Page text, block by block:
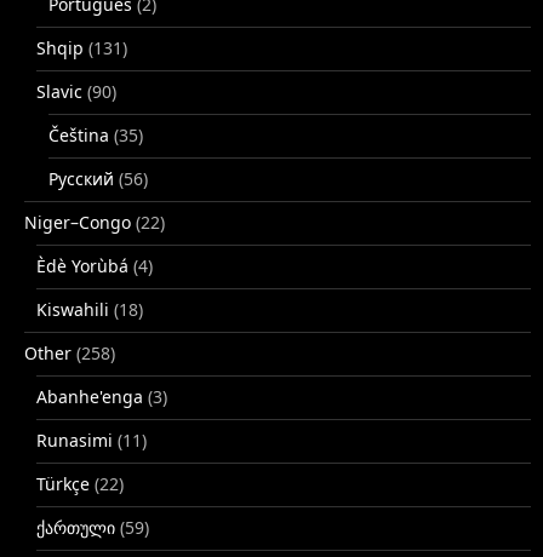
Shqip (131)
Slavic (90)
Čeština (35)
Русский (56)
Niger–Congo (22)
Èdè Yorùbá (4)
Kiswahili (18)
Other (258)
Abanhe'enga (3)
Runasimi (11)
Türkçe (22)
ქართული (59)